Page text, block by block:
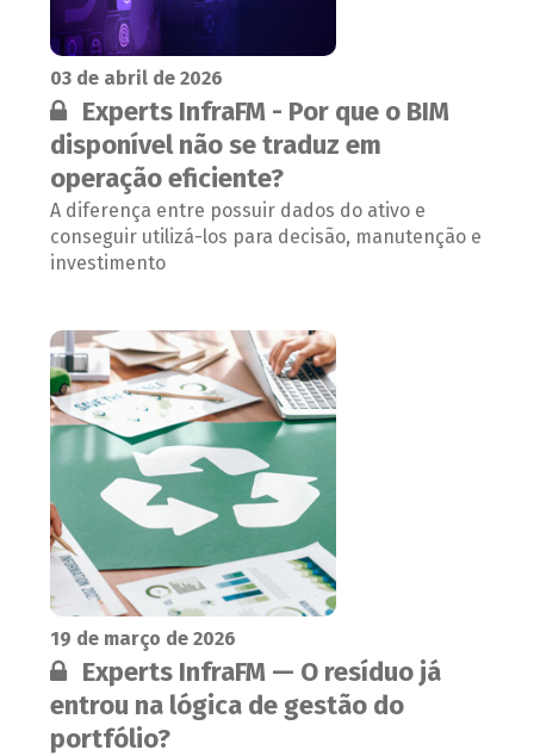
03 de abril de 2026
Conteúdo restrito:
Experts InfraFM - Por que o BIM
disponível não se traduz em
operação eficiente?
A diferença entre possuir dados do ativo e
conseguir utilizá-los para decisão, manutenção e
investimento
19 de março de 2026
Conteúdo restrito:
Experts InfraFM — O resíduo já
entrou na lógica de gestão do
portfólio?